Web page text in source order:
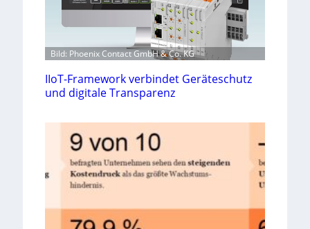
Bild: Phoenix Contact GmbH & Co. KG
IIoT-Framework verbindet Geräteschutz
und digitale Transparenz